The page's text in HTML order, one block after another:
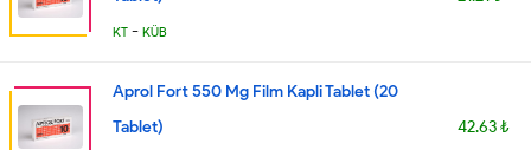
KT - KÜB
Aprol Fort 550 Mg Film Kapli Tablet (20
Tablet)
42.63 ₺